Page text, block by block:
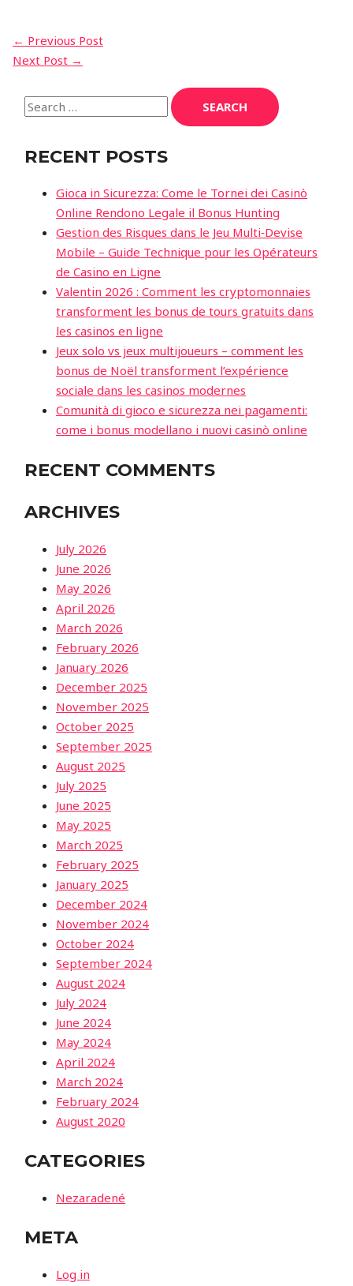
POST
NAVIGATION
← Previous Post
Next Post →
Search
for:
RECENT POSTS
Gioca in Sicurezza: Come le Tornei dei Casinò
Online Rendono Legale il Bonus Hunting
Gestion des Risques dans le Jeu Multi‑Devise
Mobile – Guide Technique pour les Opérateurs
de Casino en Ligne
Valentin 2026 : Comment les cryptomonnaies
transforment les bonus de tours gratuits dans
les casinos en ligne
Jeux solo vs jeux multijoueurs – comment les
bonus de Noël transforment l’expérience
sociale dans les casinos modernes
Comunità di gioco e sicurezza nei pagamenti:
come i bonus modellano i nuovi casinò online
RECENT COMMENTS
ARCHIVES
July 2026
June 2026
May 2026
April 2026
March 2026
February 2026
January 2026
December 2025
November 2025
October 2025
September 2025
August 2025
July 2025
June 2025
May 2025
March 2025
February 2025
January 2025
December 2024
November 2024
October 2024
September 2024
August 2024
July 2024
June 2024
May 2024
April 2024
March 2024
February 2024
August 2020
CATEGORIES
Nezaradené
META
Log in